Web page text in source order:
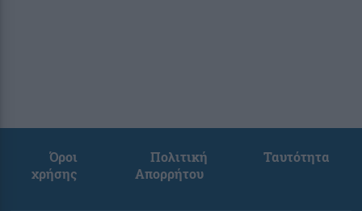
Όροι
χρήσης
Πολιτική
Απορρήτου
Ταυτότητα